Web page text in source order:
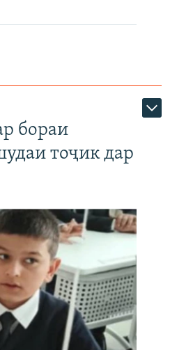
бораи
тоҷик дар